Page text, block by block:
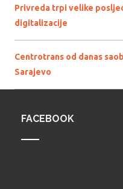
Privreda trpi velike
digitalizacije
Centrotrans od danas
Sarajevo
FACEBOOK